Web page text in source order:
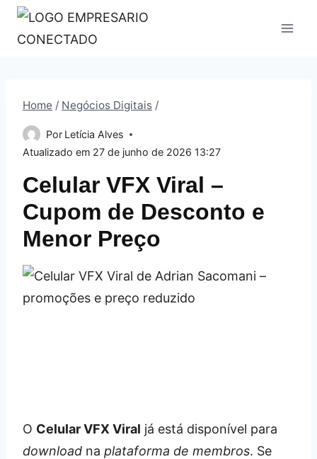
Pular
para
Home / Negócios Digitais /
Por Letícia Alves
Atualizado em 27 de junho de 2026 13:27
Celular VFX Viral –
Cupom de Desconto e
Menor Preço
O Celular VFX Viral já está disponível para
download na plataforma de membros. Se